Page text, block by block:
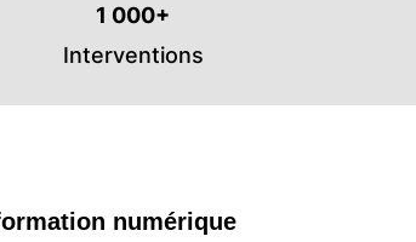
1 000+
Interventions
numérique